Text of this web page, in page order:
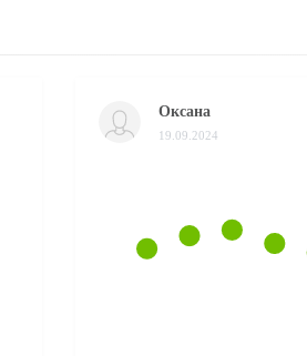
Оксана
19.09.2024